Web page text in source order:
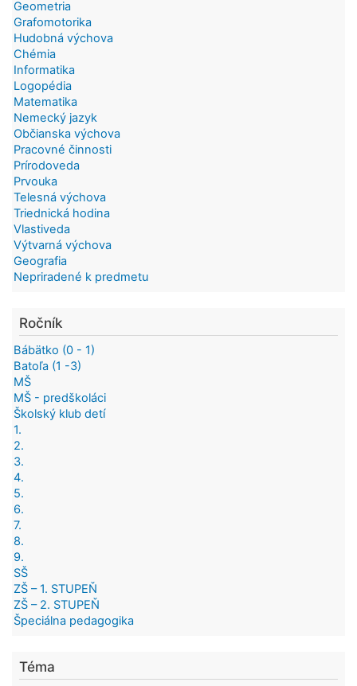
Geometria
Grafomotorika
Hudobná výchova
Chémia
Informatika
Logopédia
Matematika
Nemecký jazyk
Občianska výchova
Pracovné činnosti
Prírodoveda
Prvouka
Telesná výchova
Triednická hodina
Vlastiveda
Výtvarná výchova
Geografia
Nepriradené k predmetu
Ročník
Bábätko (0 - 1)
Batoľa (1 -3)
MŠ
MŠ - predškoláci
Školský klub detí
1.
2.
3.
4.
5.
6.
7.
8.
9.
SŠ
ZŠ – 1. STUPEŇ
ZŠ – 2. STUPEŇ
Špeciálna pedagogika
Téma